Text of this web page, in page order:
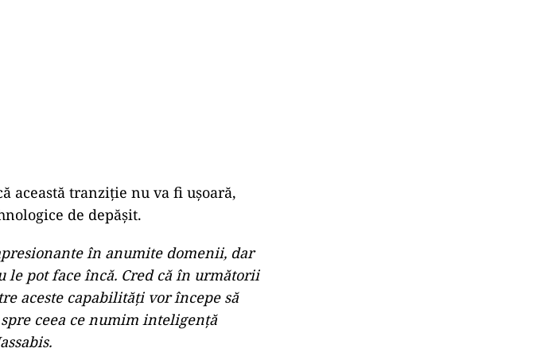
această tranziție nu va fi ușoară,
de depășit.
în anumite domenii, dar
pot face încă. Cred că în următorii
aceste capabilităţi vor începe să
ceea ce numim inteligenţă